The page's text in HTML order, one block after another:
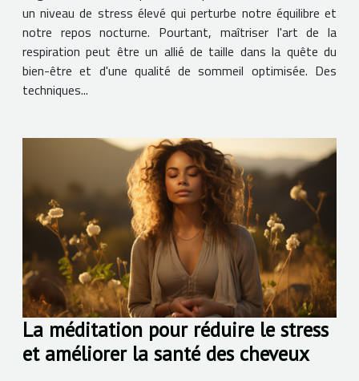
un niveau de stress élevé qui perturbe notre équilibre et
notre repos nocturne. Pourtant, maîtriser l'art de la
respiration peut être un allié de taille dans la quête du
bien-être et d'une qualité de sommeil optimisée. Des
techniques...
La méditation pour réduire le stress
et améliorer la santé des cheveux